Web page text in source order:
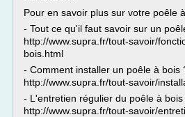
Pour en savoir plus sur votre poêle
- Tout ce qu'il faut savoir sur un
http://www.supra.fr/tout-savoir/
bois.html
- Comment installer un poêle à bois
http://www.supra.fr/tout-savoir/
- L'entretien régulier du poêle à bois
http://www.supra.fr/tout-savoir/